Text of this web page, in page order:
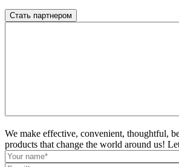
We make effective, convenient, thoughtful,
products that change the world around us!